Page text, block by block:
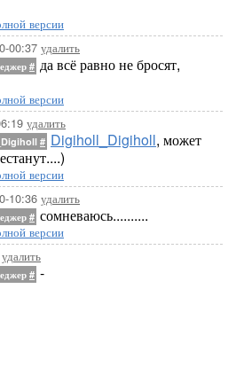
версии
00:37 удалить
# да всё равно не бросят,
версии
удалить
# Digiholl_Digiholl, может
версии
10:36 удалить
# сомневаюсь..........
версии
удалить
# -